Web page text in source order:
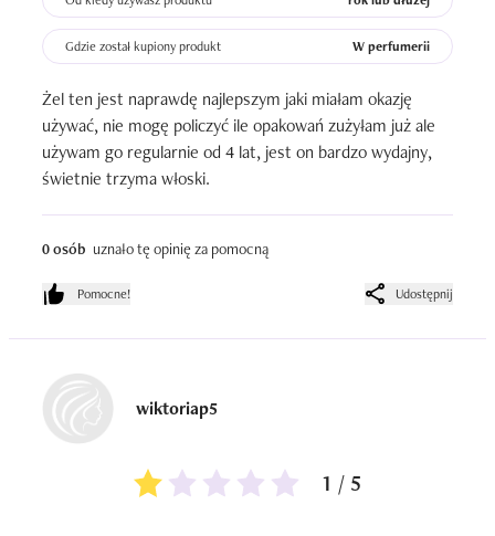
Gdzie został kupiony produkt W perfumerii
Żel ten jest naprawdę najlepszym jaki miałam okazję
używać, nie mogę policzyć ile opakowań zużyłam już ale
używam go regularnie od 4 lat, jest on bardzo wydajny,
świetnie trzyma włoski.
0 osób uznało tę opinię za pomocną
Pomocne! Udostępnij
wiktoriap5
1 / 5